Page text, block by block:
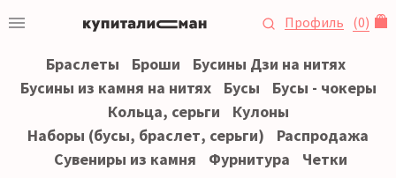
Профиль (0)
Браслеты Броши
Бусины Дзи на нитях
Бусины из камня на нитях
Бусы
Бусы - чокеры
Кольца, серьги
Кулоны
Наборы (бусы, браслет, серьги)
Распродажа
Сувениры из камня
Фурнитура Четки